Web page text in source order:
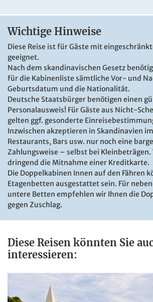
Wichtige Hinweise
Diese Reise ist für Gäste mit
geeignet.
Nach dem skandinavischen Gesetz
für die Kabinenliste sämtliche Vor- und
Geburtsdatum und die Nationalität.
Deutsche Staatsbürger benötigen einen
Personalausweis! Für Gäste aus Nicht-
gelten ggf. gesonderte
Inzwischen akzeptieren in Skandinavien
Restaurants, Bars usw. nur noch eine
Zahlungsweise – selbst bei
dringend die Mitnahme einer Kreditkarte.
Die Doppelkabinen Innen auf den Fähren
Etagenbetten ausgestattet sein. Für
untere Betten empfehlen wir Ihnen die
gegen Zuschlag.
Diese Reisen könnten Sie
interessieren: